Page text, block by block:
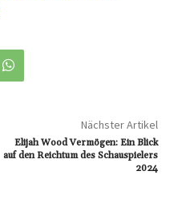
Nächster Artikel
Elijah Wood Vermögen: Ein Blick
auf den Reichtum des Schauspielers
2024